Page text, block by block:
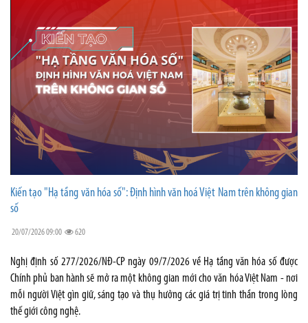
Kiến tạo "Hạ tầng văn hóa số": Định hình văn hoá Việt Nam trên không gian
số
20/07/2026 09:00 620
Nghị định số 277/2026/NĐ-CP ngày 09/7/2026 về Hạ tầng văn hóa số được
Chính phủ ban hành sẽ mở ra một không gian mới cho văn hóa Việt Nam - nơi
mỗi người Việt gìn giữ, sáng tạo và thụ hưởng các giá trị tinh thần trong lòng
thế giới công nghệ.